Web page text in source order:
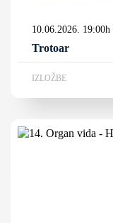
10.06.2026. 19:00h
Trotoar
IZLOŽBE